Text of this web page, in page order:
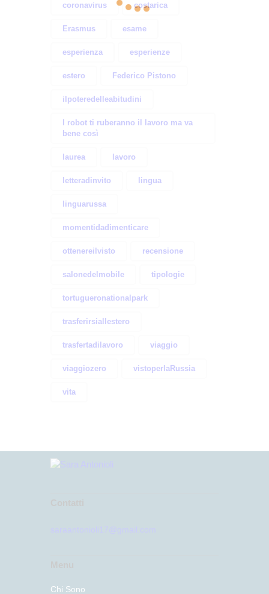
coronavirus costarica
Erasmus esame
esperienza esperienze
estero Federico Pistono
ilpoteredelleabitudini
I robot ti ruberanno il lavoro ma va
bene così
laurea lavoro
letteradinvito lingua
linguarussa
momentidadimenticare
ottenereilvisto recensione
salonedelmobile tipologie
tortugueronationalpark
trasferirsiallestero
trasfertadilavoro viaggio
viaggiozero vistoperlaRussia
vita
saraantonioli17@gmail.com
Chi Sono